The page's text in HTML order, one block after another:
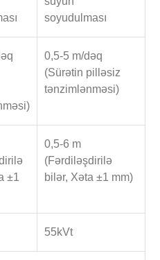
soyudulması
0,5-5 m/dəq
(Sürətin pilləsiz
tənzimlənməsi)
±1
0,5-6 m
(Fərdiləşdirilə
bilər, Xəta ±1 mm)
55kVt